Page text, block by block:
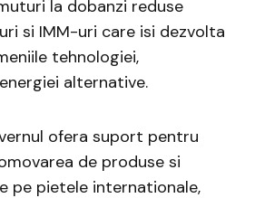
la dobanzi reduse
si IMM-uri care isi dezvolta
tehnologiei,
alternative.
ofera suport pentru
de produse si
pe pietele internationale,